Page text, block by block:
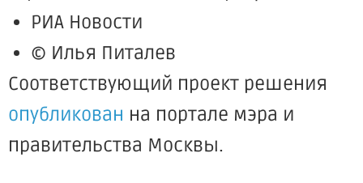
РИА Новости
© Илья Питалев
Соответствующий проект решения
опубликован на портале мэра и
правительства Москвы.